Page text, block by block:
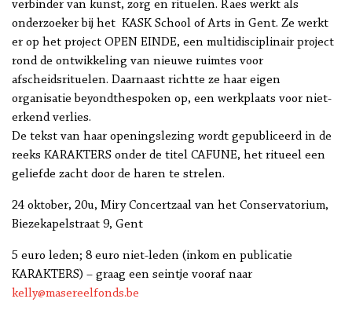
verbinder van kunst, zorg en rituelen. Raes werkt als
onderzoeker bij het KASK School of Arts in Gent. Ze werkt
er op het project OPEN EINDE, een multidisciplinair project
rond de ontwikkeling van nieuwe ruimtes voor
afscheidsrituelen. Daarnaast richtte ze haar eigen
organisatie beyondthespoken op, een werkplaats voor niet-
erkend verlies.
De tekst van haar openingslezing wordt gepubliceerd in de
reeks KARAKTERS onder de titel CAFUNE, het ritueel een
geliefde zacht door de haren te strelen.
24 oktober, 20u, Miry Concertzaal van het Conservatorium,
Biezekapelstraat 9, Gent
5 euro leden; 8 euro niet-leden (inkom en publicatie
KARAKTERS) – graag een seintje vooraf naar
kelly@masereelfonds.be